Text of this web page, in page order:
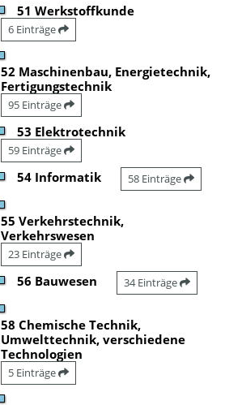
51 Werkstoffkunde
6 Einträge
52 Maschinenbau, Energietechnik,
Fertigungstechnik
95 Einträge
53 Elektrotechnik
59 Einträge
54 Informatik 58 Einträge
55 Verkehrstechnik,
Verkehrswesen
23 Einträge
56 Bauwesen 34 Einträge
58 Chemische Technik,
Umwelttechnik, verschiedene
Technologien
5 Einträge